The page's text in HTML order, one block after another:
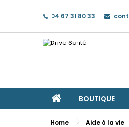
04 67 31 80 33
BOUTIQUE
Home Aide à la vie